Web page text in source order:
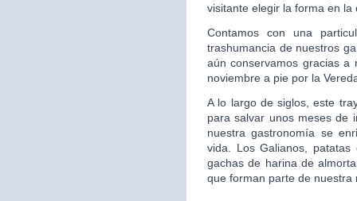
visitante elegir la forma en
Contamos con una
trashumancia de nuestros
aún conservamos gracias a
noviembre a pie por la
A lo largo de siglos, este
para salvar unos meses de
nuestra gastronomía se
vida. Los Galianos,
gachas de harina de
que forman parte de nuestra